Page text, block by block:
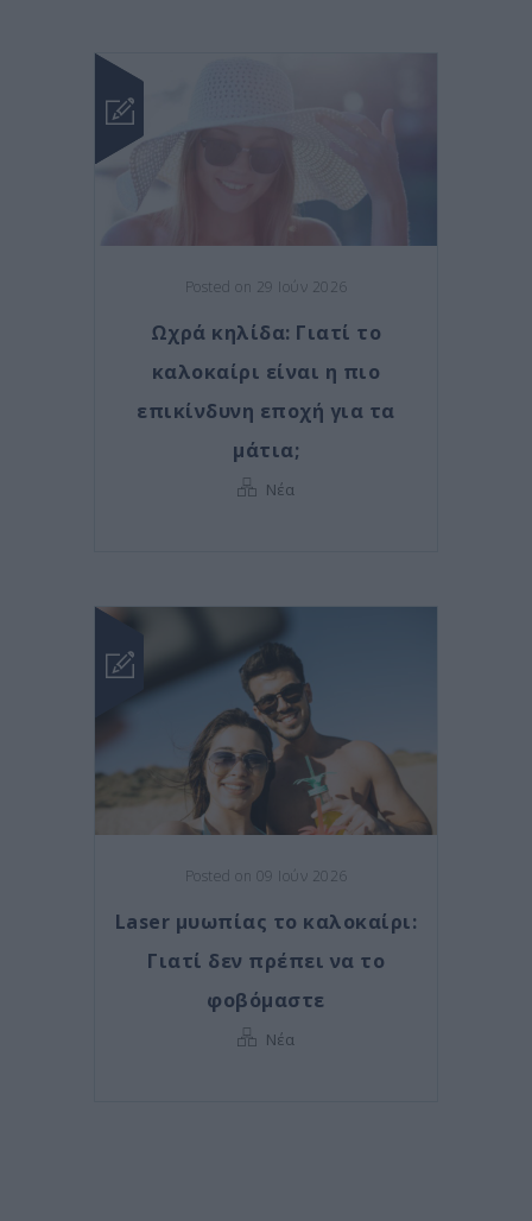
Posted on 29 Ιούν 2026
Ωχρά κηλίδα: Γιατί το
καλοκαίρι είναι η πιο
επικίνδυνη εποχή για τα
μάτια;
Νέα
Posted on 09 Ιούν 2026
Laser μυωπίας το καλοκαίρι:
Γιατί δεν πρέπει να το
φοβόμαστε
Νέα